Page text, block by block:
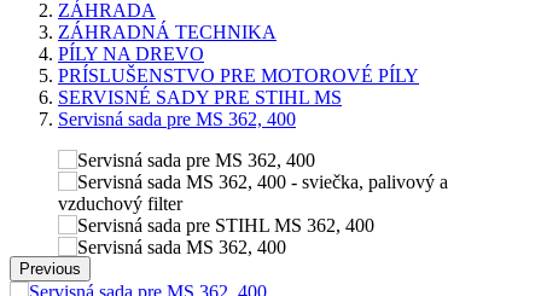
ZÁHRADA
ZÁHRADNÁ TECHNIKA
PÍLY NA DREVO
PRÍSLUŠENSTVO PRE MOTOROVÉ PÍLY
SERVISNÉ SADY PRE STIHL MS
Servisná sada pre MS 362, 400
Previous